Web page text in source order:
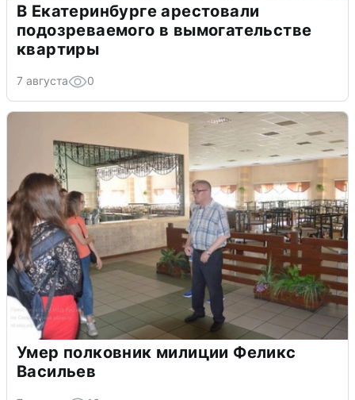
В Екатеринбурге арестовали
подозреваемого в вымогательстве
квартиры
7 августа 0
Умер полковник милиции Феликс
Васильев